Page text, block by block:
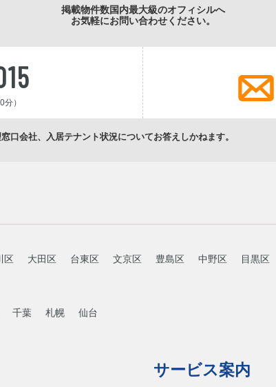
掲載物件数国内最大級のオフィシルへ
お気軽にお問い合わせください。
）
口会社、入居テナント状況についてお答えしかねます。
区 大田区 台東区 文京区 豊島区 中野区 目黒区
千葉 札幌 仙台
サービス案内